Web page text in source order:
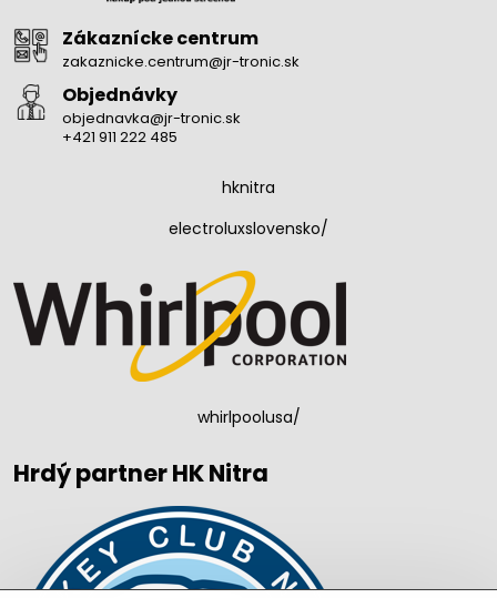
Zákaznícke centrum
zakaznicke.centrum@jr-tronic.sk
Objednávky
objednavka@jr-tronic.sk
+421 911 222 485
hknitra
electroluxslovensko/
whirlpoolusa/
Hrdý partner HK Nitra